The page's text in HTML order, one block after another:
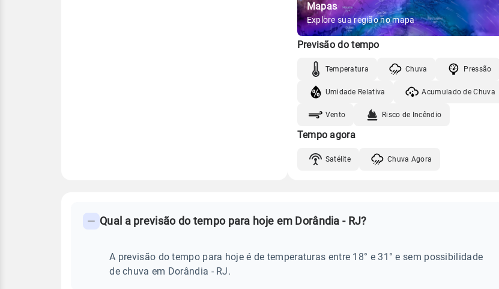
Mapas
Explore sua região no mapa
Previsão do tempo
Temperatura Chuva Pressão
Umidade Relativa Acumulado de Chuva
Vento Risco de Incêndio
Tempo agora
Satélite Chuva Agora
PREVISÃO
frequentes
Qual a previsão do tempo para hoje em Dorândia - RJ?
A previsão do tempo para hoje é de temperaturas entre 18° e 31° e sem possibilidade
de chuva em Dorândia - RJ.